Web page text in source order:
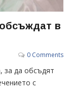
в
0 Comments
за да обсъдят
с